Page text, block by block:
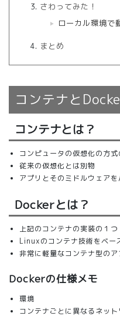
さわってみた！
ローカル環境で
まとめ
コンテナと
コンテナとは？
コンピュータの仮想化の方式
従来の仮想化とは別物
アプリとそのミドルウェア
Dockerとは？
上記のコンテナの実装の１つ
Linuxのコンテナ技術をベー
非常に軽量なコンテナ型の
Dockerの仕様メモ
環境
コンテナごとに異なるネット